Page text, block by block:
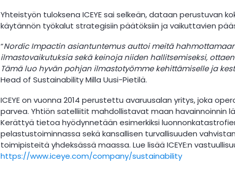
Yhteistyön tuloksena ICEYE sai selkeän, dataan perustuvan
käytännön työkalut strategisiin päätöksiin ja vaikuttavien
“Nordic Impactin asiantuntemus auttoi meitä
ilmastovaikutuksia sekä keinoja niiden hallitsemiseksi,
Tämä luo hyvän pohjan ilmastotyömme kehittämiselle ja
Head of Sustainability Milla Uusi-Pietilä.
ICEYE on vuonna 2014 perustettu avaruusalan yritys, joka
parvea. Yhtiön satelliitit mahdollistavat maan havainnoinnin
Kerättyä tietoa hyödynnetään esimerkiksi
pelastustoiminnassa sekä kansallisen turvallisuuden
toimipisteitä yhdeksässä maassa. Lue lisää ICEYE:n
https://www.iceye.com/company/sustainability